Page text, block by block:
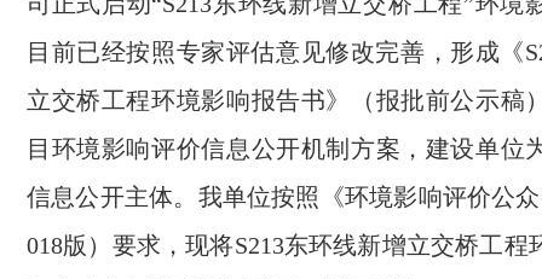
目前已经按照专家评估意见修改完善，形成《
立交桥工程环境影响报告书》（报批前公示稿
目环境影响评价信息公开机制方案，建设单位
信息公开主体。我单位按照《环境影响评价公
018版）要求，现将S213东环线新增立交桥工程